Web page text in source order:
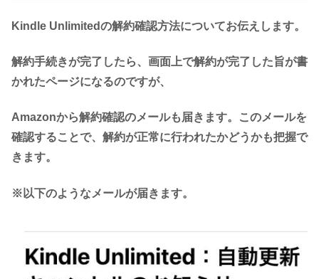
Kindle Unlimitedの解約確認方法についてお伝えします。
解約手続きが完了したら、画面上で解約が完了した旨が書
かれたページになるのですが、
Amazonから解約確認のメールも届きます。このメールを
確認することで、解約が正常に行われたかどうかも把握で
きます。
※以下のようなメールが届きます。